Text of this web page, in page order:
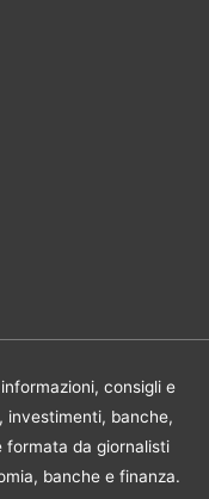
consigli e
investimenti, banche,
formata da giornalisti
banche e finanza.